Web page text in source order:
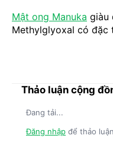
Mật ong Manuka giàu
Methylglyoxal có đặc
Thảo luận cộng
Đang tải...
Đăng nhập để thảo luận